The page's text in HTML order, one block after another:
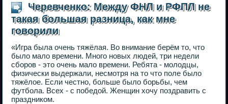
Черевченко: Между ФНЛ и РФПЛ не
такая большая разница, как мне
говорили
«Игра была очень тяжёлая. Во внимание берём то, что
было мало времени. Много новых людей, три недели
сборов - это очень мало времени. Ребята - молодцы,
физически выдержали, несмотря на то что поле было
тяжёлое. Если честно, больше было борьбы, чем
футбола. Всех - с победой. Женщин хочу поздравить с
праздником.